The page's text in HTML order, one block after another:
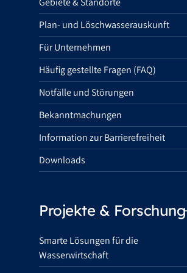
Plan- und Löschwasserauskunft
Für Unternehmen
Häufig gestellte Fragen (FAQ)
Notfälle und Störungen
Bekanntmachungen
Information zur Barrierefreiheit
Downloads
Projekte & Forschung
Smarte Lösungen für die
Wasserwirtschaft